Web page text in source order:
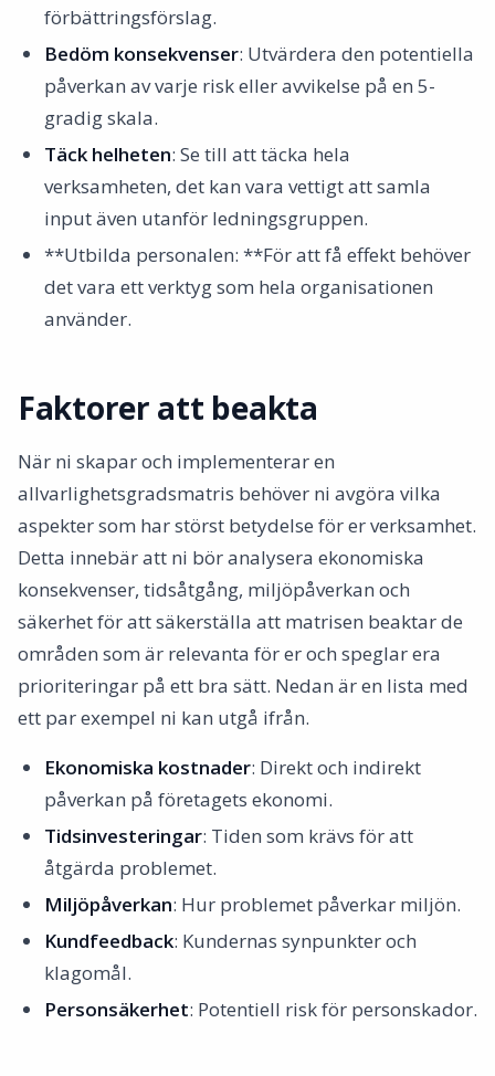
förbättringsförslag.
Bedöm konsekvenser: Utvärdera den potentiella
påverkan av varje risk eller avvikelse på en 5-
gradig skala.
Täck helheten: Se till att täcka hela
verksamheten, det kan vara vettigt att samla
input även utanför ledningsgruppen.
**Utbilda personalen: **För att få effekt behöver
det vara ett verktyg som hela organisationen
använder.
Faktorer att beakta
När ni skapar och implementerar en
allvarlighetsgradsmatris behöver ni avgöra vilka
aspekter som har störst betydelse för er verksamhet.
Detta innebär att ni bör analysera ekonomiska
konsekvenser, tidsåtgång, miljöpåverkan och
säkerhet för att säkerställa att matrisen beaktar de
områden som är relevanta för er och speglar era
prioriteringar på ett bra sätt. Nedan är en lista med
ett par exempel ni kan utgå ifrån.
Ekonomiska kostnader: Direkt och indirekt
påverkan på företagets ekonomi.
Tidsinvesteringar: Tiden som krävs för att
åtgärda problemet.
Miljöpåverkan: Hur problemet påverkar miljön.
Kundfeedback: Kundernas synpunkter och
klagomål.
Personsäkerhet: Potentiell risk för personskador.